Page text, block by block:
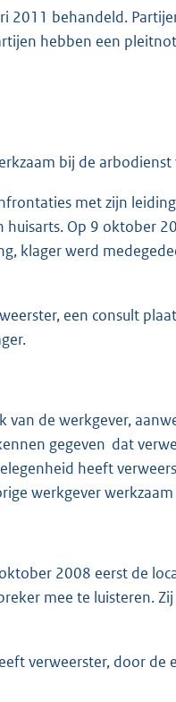
2011 behandeld.
hebben een
bij de
met zijn
huisarts. Op 9 oktober
klager werd
een consult
de werkgever,
gegeven dat
heeft
werkgever
2008 eerst de
mee te luisteren.
verweerster, door